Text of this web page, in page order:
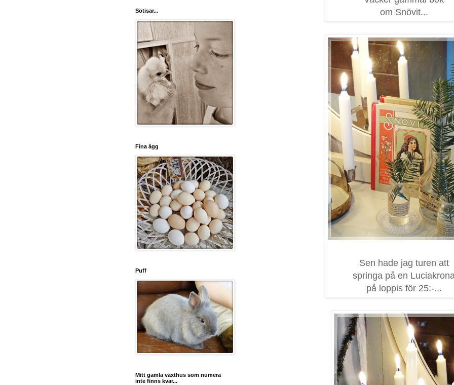
om Snövit...
Sen hade jag turen att
springa på en
på loppis för 25:-...
Sötisar...
Fina ägg
Puff
Mitt gamla växthus som numera
inte finns kvar...